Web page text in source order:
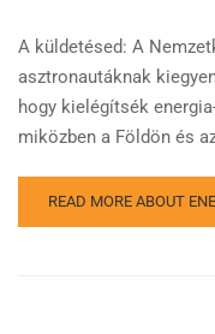
A küldetésed: A
asztronautáknak
hogy kielégítsék
miközben a Földön és
READ MORE ABOUT